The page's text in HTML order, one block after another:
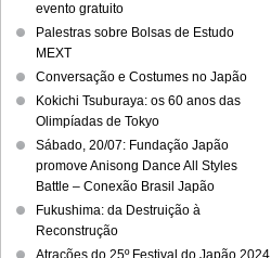
evento gratuito
Palestras sobre Bolsas de Estudo
MEXT
Conversação e Costumes no Japão
Kokichi Tsuburaya: os 60 anos das
Olimpíadas de Tokyo
Sábado, 20/07: Fundação Japão
promove Anisong Dance All Styles
Battle – Conexão Brasil Japão
Fukushima: da Destruição à
Reconstrução
Atrações do 25º Festival do Japão 2024